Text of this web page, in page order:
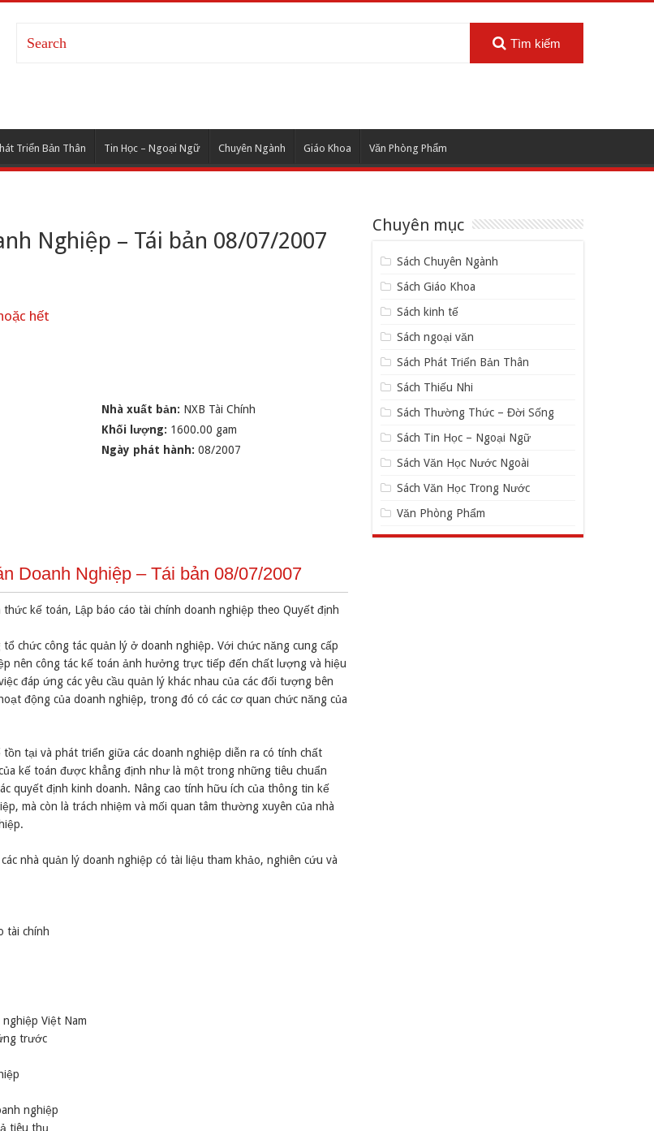
Tìm kiếm
Triển Bản Thân Tin Học – Ngoại Ngữ Chuyên Ngành Giáo Khoa Văn Phòng Phẩm
Nghiệp – Tái bản 08/07/2007
hết
Nhà xuất bản: NXB Tài Chính
Khối lượng: 1600.00 gam
Ngày phát hành:08/2007
Doanh Nghiệp – Tái bản 08/07/2007
thức kế toán, Lập báo cáo tài chính doanh nghiệp theo Quyết định
chức công tác quản lý ở doanh nghiệp. Với chức năng cung cấp
nên công tác kế toán ảnh hưởng trực tiếp đến chất lượng và hiệu
đáp ứng các yêu cầu quản lý khác nhau của các đối tượng bên
động của doanh nghiệp, trong đó có các cơ quan chức năng của
tại và phát triển giữa các doanh nghiệp diễn ra có tính chất
kế toán được khẳng định như là một trong những tiêu chuẩn
quyết định kinh doanh. Nâng cao tính hữu ích của thông tin kế
mà còn là trách nhiệm và mối quan tâm thường xuyên của nhà
nhà quản lý doanh nghiệp có tài liệu tham khảo, nghiên cứu và
tài chính
Việt Nam
trước
nghiệp
tiêu thụ
Chuyên mục
Sách Chuyên Ngành
Sách Giáo Khoa
Sách kinh tế
Sách ngoại văn
Sách Phát Triển Bản Thân
Sách Thiếu Nhi
Sách Thường Thức – Đời Sống
Sách Tin Học – Ngoại Ngữ
Sách Văn Học Nước Ngoài
Sách Văn Học Trong Nước
Văn Phòng Phẩm